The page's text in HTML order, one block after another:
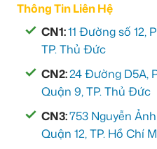
Thông Tin Liên Hệ
CN1:11 Đường số 12,
TP. Thủ Đức
CN2:24 Đường D5A,
Quận 9, TP. Thủ Đức
CN3:753 Nguyễn
Quận 12, TP. Hồ Chí